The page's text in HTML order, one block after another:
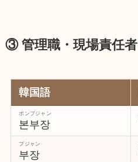
③ 管理職・現場責任者
韓国語
본부장
ポンブジャン
부장
プジャン